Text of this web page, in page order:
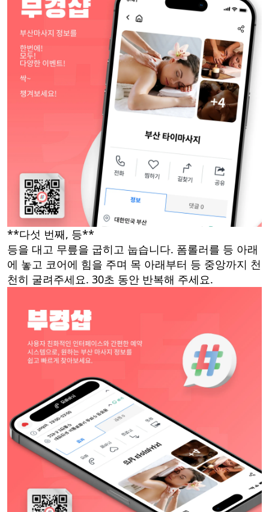
**다섯 번째, 등**
등을 대고 무릎을 굽히고 눕습니다. 폼롤러를 등 아래
에 놓고 코어에 힘을 주며 목 아래부터 등 중앙까지 천
천히 굴려주세요. 30초 동안 반복해 주세요.